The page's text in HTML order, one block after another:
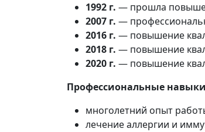
1992 г. — прошла
2007 г. —
2016 г. — повышение
2018 г. — повышение
2020 г. — повышение
Профессиональные
многолетний опыт
лечение аллергии и